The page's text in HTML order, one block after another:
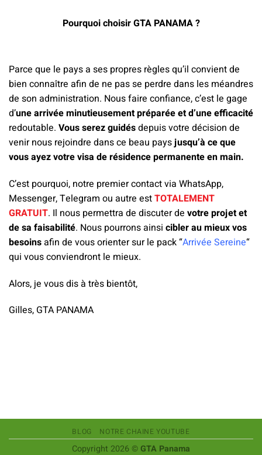
Pourquoi choisir GTA PANAMA ?
Parce que le pays a ses propres règles qu’il convient de
bien connaître afin de ne pas se perdre dans les méandres
de son administration. Nous faire confiance, c’est le gage
d’une arrivée minutieusement préparée et d’une efficacité
redoutable. Vous serez guidésdepuis votre décision de
venir nous rejoindre dans ce beau paysjusqu’à ce que
vous ayez votre visa de résidence permanente en main.
C’est pourquoi, notre premier contact via WhatsApp,
Messenger, Telegram ou autre estTOTALEMENT
GRATUIT. Il nous permettra de discuter de votre projet et
de sa faisabilité. Nous pourrons ainsi cibler au mieux vos
besoinsafin de vous orienter sur le pack“Arrivée Sereine“
qui vous conviendront le mieux.
Alors, je vous dis à très bientôt,
Gilles, GTA PANAMA
BLOG NOTRE CHAINE YOUTUBE
Copyright 2026 ©GTA Panama